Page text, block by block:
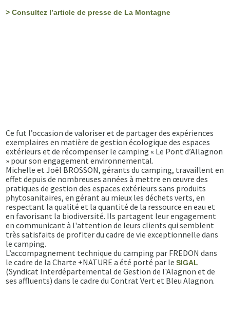
> Consultez l’article de presse de La Montagne
Ce fut l’occasion de valoriser et de partager des expériences
exemplaires en matière de gestion écologique des espaces
extérieurs et de récompenser le camping « Le Pont d’Allagnon
» pour son engagement environnemental.
Michelle et Joël BROSSON, gérants du camping, travaillent en
effet depuis de nombreuses années à mettre en œuvre des
pratiques de gestion des espaces extérieurs sans produits
phytosanitaires, en gérant au mieux les déchets verts, en
respectant la qualité et la quantité de la ressource en eau et
en favorisant la biodiversité. Ils partagent leur engagement
en communicant à l'attention de leurs clients qui semblent
très satisfaits de profiter du cadre de vie exceptionnelle dans
le camping.
L’accompagnement technique du camping par FREDON dans
le cadre de la Charte +NATURE a été porté par leSIGAL
(Syndicat Interdépartemental de Gestion de l'Alagnon et de
ses affluents) dans le cadre du Contrat Vert et Bleu Alagnon.